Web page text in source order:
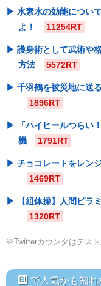
水素水の効能につい
よ！
11254RT
護身術として武術や
方法
5572RT
千羽鶴を被災地に送
1896RT
「ハイヒールつらい
機
1791RT
チョコレートをレン
1469RT
【組体操】人間ピラ
1320RT
※Twitterカウンタはテス
hatebu で人気かも知